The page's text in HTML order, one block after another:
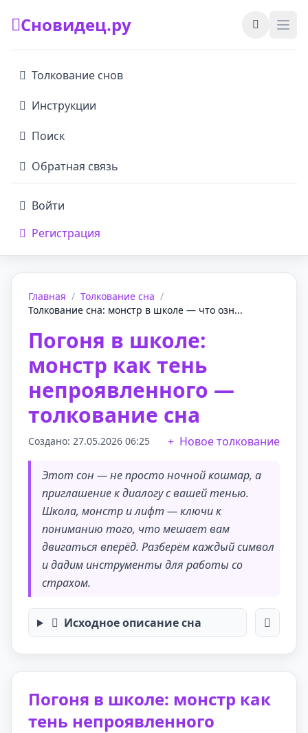
Сновидец.ру
Толкование снов
Инструкции
Поиск
Обратная связь
Войти
Регистрация
Главная / Толкование сна /
Толкование сна: монстр в школе — что озн...
Погоня в школе:
монстр как тень
непроявленного —
толкование сна
Создано: 27.05.2026 06:25 Новое толкование
Этот сон — не просто ночной кошмар, а
приглашение к диалогу с вашей тенью.
Школа, монстр и лифт — ключи к
пониманию того, что мешает вам
двигаться вперёд. Разберём каждый символ
и дадим инструменты для работы со
страхом.
Исходное описание сна
Погоня в школе: монстр как
тень непроявленного